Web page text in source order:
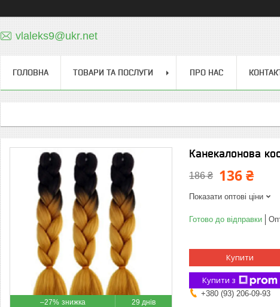
vlaleks9@ukr.net
ГОЛОВНА ТОВАРИ ТА ПОСЛУГИ ПРО НАС
–27% 29 днів
Канекалонова
186 ₴ 136 ₴
Показати оптові ціни
Готово до відправки
Купити
Купити з
+380 (93) 206-09-93